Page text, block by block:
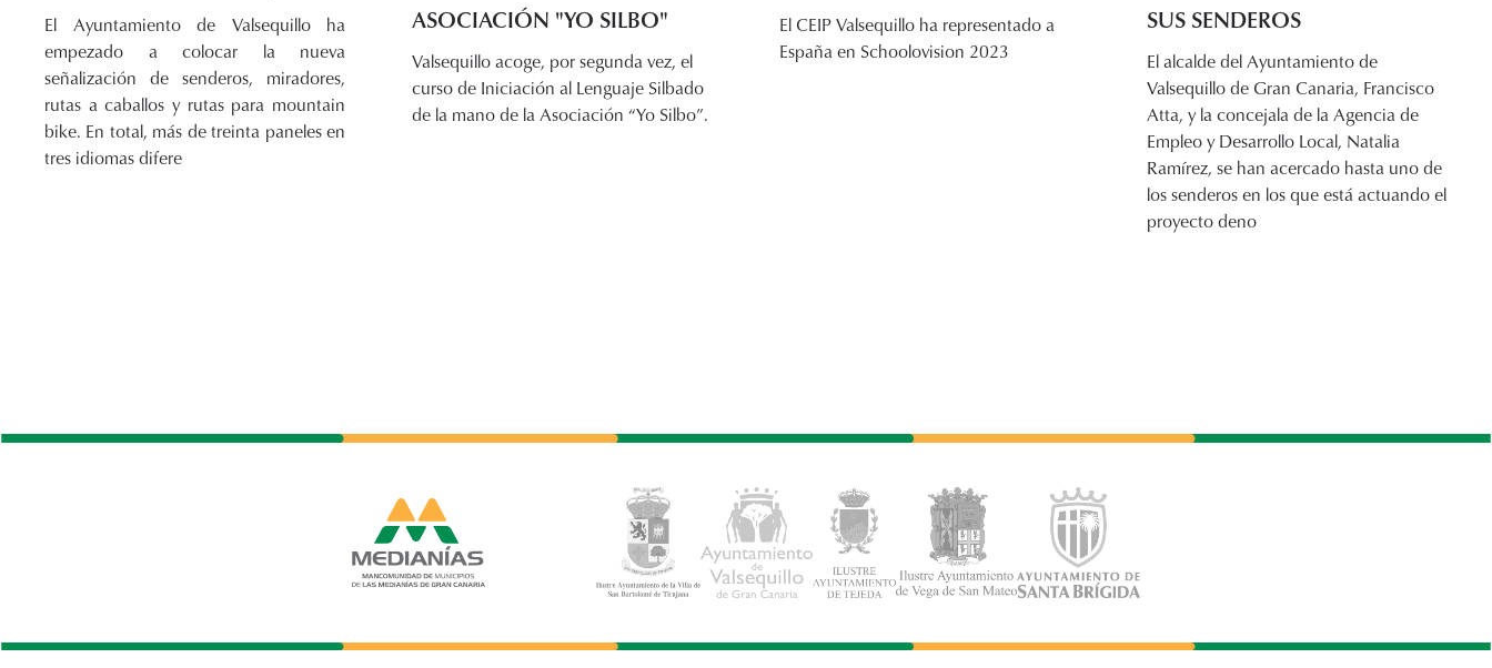
El Ayuntamiento de Valsequillo ha
empezado a colocar la nueva
señalización de senderos, miradores,
rutas a caballos y rutas para mountain
bike. En total, más de treinta paneles en
tres idiomas difere
ASOCIACIÓN "YO SILBO"
Valsequillo acoge, por segunda vez, el
curso de Iniciación al Lenguaje Silbado
de la mano de la Asociación “Yo Silbo”.
El CEIP Valsequillo ha representado a
España en Schoolovision 2023
SUS SENDEROS
El alcalde del Ayuntamiento de
Valsequillo de Gran Canaria, Francisco
Atta, y la concejala de la Agencia de
Empleo y Desarrollo Local, Natalia
Ramírez, se han acercado hasta uno de
los senderos en los que está actuando el
proyecto deno